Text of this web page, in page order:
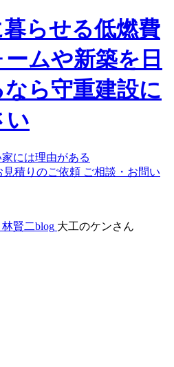
ご相談・お問い
林賢二blog 大工のケンさん